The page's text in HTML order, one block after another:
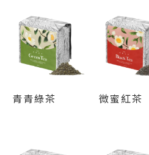
青青綠茶 微蜜紅茶